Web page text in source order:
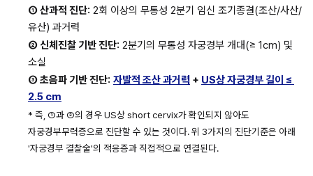
① 산과적 진단: 2회 이상의 무통성 2분기 임신 조기종결(조산/사산/
유산) 과거력
② 신체진찰 기반 진단: 2분기의 무통성 자궁경부 개대(≥ 1cm) 및
소실
③ 초음파 기반 진단: 자발적 조산 과거력 + US상 자궁경부 길이 ≤
2.5 cm
* 즉, ①과 ②의 경우 US상 short cervix가 확인되지 않아도
자궁경부무력증으로 진단할 수 있는 것이다. 위 3가지의 진단기준은 아래
'자궁경부 결찰술'의 적응증과 직접적으로 연결된다.